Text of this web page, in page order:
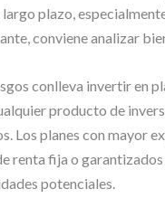
plazo,
conviene analizar
conlleva invertir en
producto de
Los planes con mayor
renta fija o
potenciales.